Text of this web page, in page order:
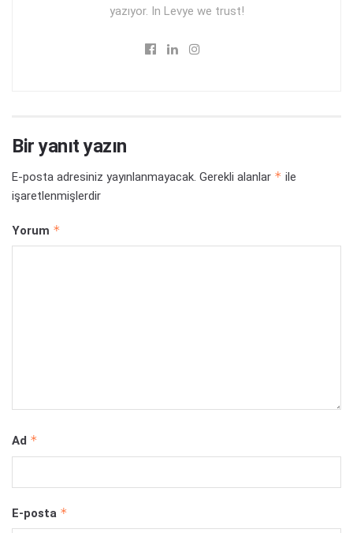
yazıyor. In Levye we trust!
Bir yanıt yazın
E-posta adresiniz yayınlanmayacak. Gerekli alanlar * ile
işaretlenmişlerdir
Yorum *
Ad *
E-posta *